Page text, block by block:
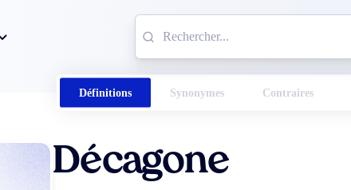
Définitions Synonymes Contraires
Décagone